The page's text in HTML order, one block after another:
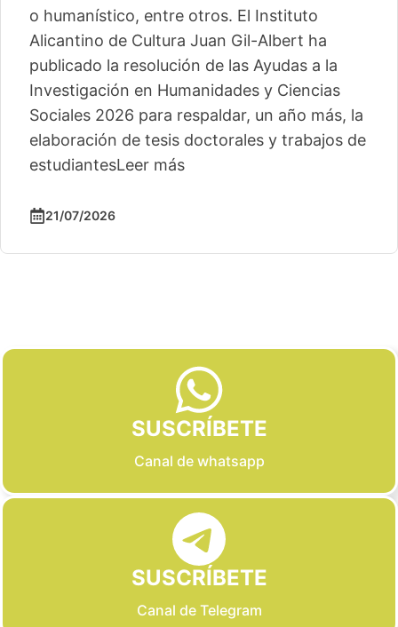
o humanístico, entre otros. El Instituto
Alicantino de Cultura Juan Gil-Albert ha
publicado la resolución de las Ayudas a la
Investigación en Humanidades y Ciencias
Sociales 2026 para respaldar, un año más, la
elaboración de tesis doctorales y trabajos de
estudiantesLeer más
21/07/2026
SUSCRÍBETE
Canal de whatsapp
SUSCRÍBETE
Canal de Telegram